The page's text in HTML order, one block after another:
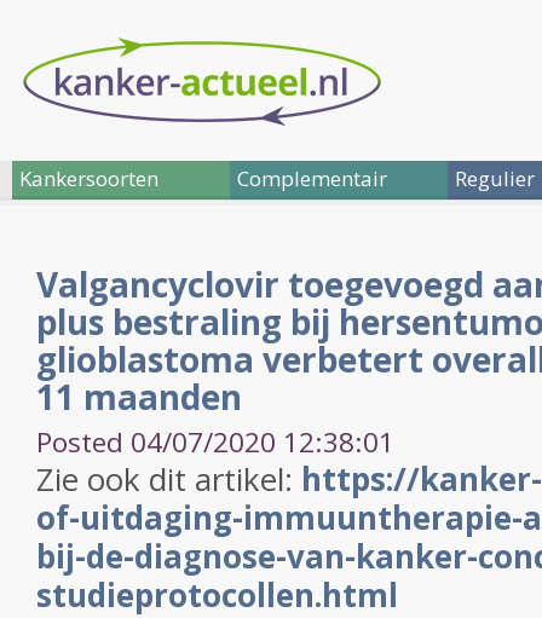
Kankersoorten Complementair Regulier
Valgancyclovir toegevoegd
plus bestraling bij
glioblastoma verbetert
11 maanden
Posted 04/07/2020 12:38:01
Zie ook dit artikel: https://
of-uitdaging-immuuntherapie-
bij-de-diagnose-van-kanker-
studieprotocollen.html